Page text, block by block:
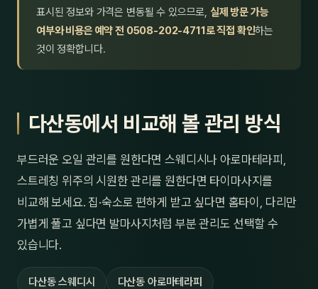
표시된 정보와 가격은 변동될 수 있으므로, 실제 방문 가능
여부와 비용은 예약 전 0508-202-4711로 직접 확인하는
것이 정확합니다.
다산동에서 비교해 볼 관리 방식
부드러운 오일 관리를 원한다면 스웨디시나 아로마테라피,
스트레칭 위주의 시원한 관리를 원한다면 타이마사지를
비교해 보세요. 집·숙소로 편하게 받고 싶다면 홈타이, 다리만
가볍게 풀고 싶다면 발마사지처럼 부분 관리도 선택할 수
있습니다.
다산동 스웨디시 다산동 아로마테라피